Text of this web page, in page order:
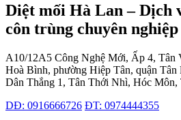
Diệt mối Hà Lan – Dịch
côn trùng chuyên nghiệp
A10/12A5 Công Nghệ Mới, Ấp 4, Tân
Hoà Bình, phường Hiệp Tân, quận Tân
Dân Thắng 1, Tân Thới Nhì, Hóc
DĐ: 0916666726 ĐT: 0974444355